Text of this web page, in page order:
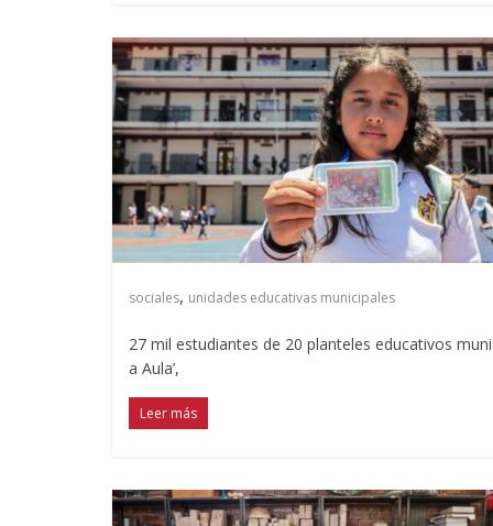
sociales, unidades educativas municipales
27 mil estudiantes de 20 planteles educativos
a Aula’,
Leer más